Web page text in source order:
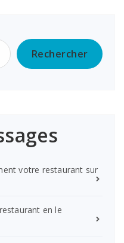
Rechercher
votre restaurant sur
en le